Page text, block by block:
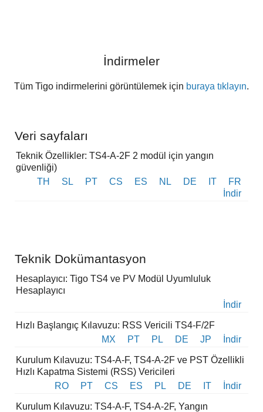
İndirmeler
Tüm Tigo indirmelerini görüntülemek için buraya tıklayın.
Veri sayfaları
Teknik Özellikler: TS4-A-2F 2 modül için yangın
güvenliği)
TH
SL PT CS ES NL DE IT
FR
İndir
Teknik Dokümantasyon
Hesaplayıcı: Tigo TS4 ve PV Modül Uyumluluk
Hesaplayıcı
İndir
Hızlı Başlangıç Kılavuzu: RSS Vericili TS4-F/2F
MX
PT PL DE JP İndir
Kurulum Kılavuzu: TS4-A-F, TS4-A-2F ve PST Özellikli
Hızlı Kapatma Sistemi (RSS) Vericileri
RO
PT CS ES PL DE IT İndir
Kurulum Kılavuzu: TS4-A-F, TS4-A-2F, Yangın